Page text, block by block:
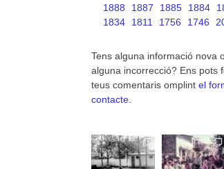
1888
1887 1885 1884
1834
1811 1756 1746
Tens alguna informació nova
alguna incorrecció? Ens pots
teus comentaris omplint el
contacte